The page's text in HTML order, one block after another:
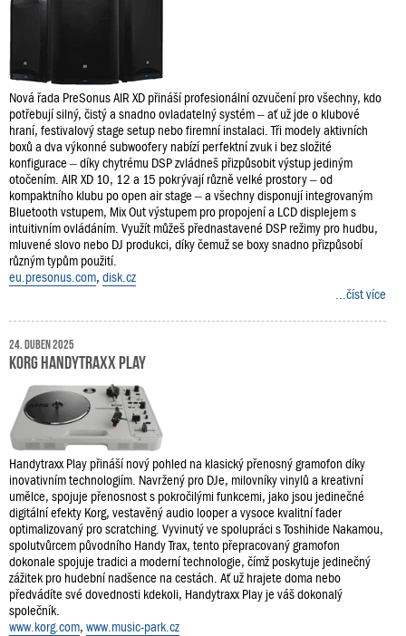
Nová řada PreSonus AIR XD přináší profesionální ozvučení pro všechny, kdo
potřebují silný, čistý a snadno ovladatelný systém – ať už jde o klubové
hraní, festivalový stage setup nebo firemní instalaci. Tři modely aktivních
boxů a dva výkonné subwoofery nabízí perfektní zvuk i bez složité
konfigurace – díky chytrému DSP zvládneš přizpůsobit výstup jediným
otočením. AIR XD 10, 12 a 15 pokrývají různě velké prostory – od
kompaktního klubu po open air stage – a všechny disponují integrovaným
Bluetooth vstupem, Mix Out výstupem pro propojení a LCD displejem s
intuitivním ovládáním. Využít můžeš přednastavené DSP režimy pro hudbu,
mluvené slovo nebo DJ produkci, díky čemuž se boxy snadno přizpůsobí
různým typům použití.
eu.presonus.com, disk.cz
...číst více
24. duben 2025
KORG handytraxx play
Handytraxx Play přináší nový pohled na klasický přenosný gramofon díky
inovativním technologiím. Navržený pro DJe, milovníky vinylů a kreativní
umělce, spojuje přenosnost s pokročilými funkcemi, jako jsou jedinečné
digitální efekty Korg, vestavěný audio looper a vysoce kvalitní fader
optimalizovaný pro scratching. Vyvinutý ve spolupráci s Toshihide Nakamou,
spolutvůrcem původního Handy Trax, tento přepracovaný gramofon
dokonale spojuje tradici a moderní technologie, čímž poskytuje jedinečný
zážitek pro hudební nadšence na cestách. Ať už hrajete doma nebo
předvádíte své dovednosti kdekoli, Handytraxx Play je váš dokonalý
společník.
www.korg.com, www.music-park.cz